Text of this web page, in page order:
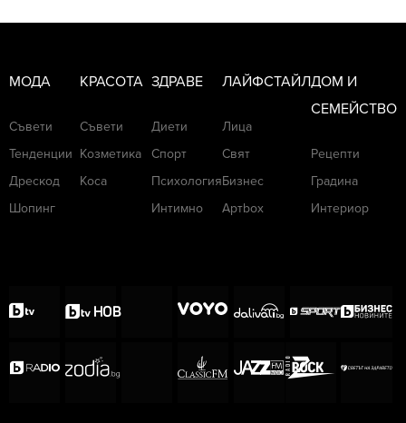
МОДА
Съвети
Тенденции
Дрескод
Шопинг
КРАСОТА
Съвети
Козметика
Коса
ЗДРАВЕ
Диети
Спорт
Психология
Интимно
ЛАЙФСТАЙЛ
Лица
Свят
Бизнес
Артbox
ДОМ И
СЕМЕЙСТВО
Рецепти
Градина
Интериор